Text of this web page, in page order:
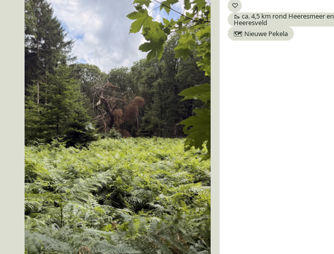
♡
Bewaar
🥾 ca. 4,5 km rond Heeresmeer en
Heeresveld
🗺️ Nieuwe Pekela